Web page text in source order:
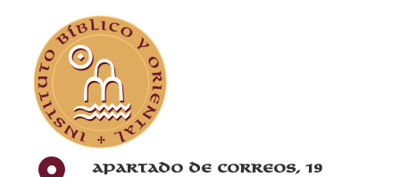
Apartado de correos, 19